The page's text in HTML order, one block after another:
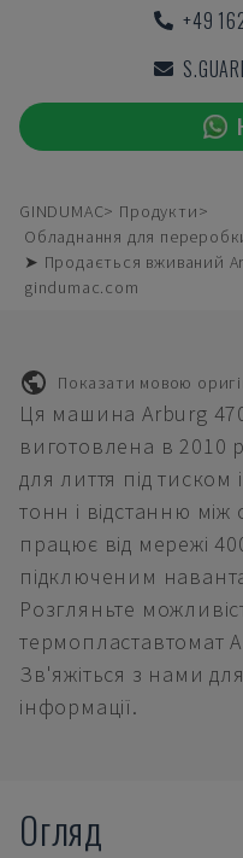
+49
GINDUMAC
Продукти
Обладнання для
➤ Продається вживаний
gindumac.com
Показати мовою
Ця машина Arburg
виготовлена в 2010
для лиття під тиском
тонн і відстанню
працює від мережі
підключеним
Розгляньте
термопластавтомат
Зв'яжіться з нами
інформації.
Огляд